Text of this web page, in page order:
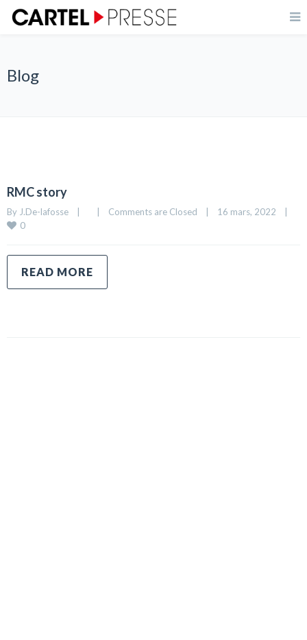
Blog
RMC story
By J.De-lafosse Comments are Closed 16 mars, 2022
0
READ MORE